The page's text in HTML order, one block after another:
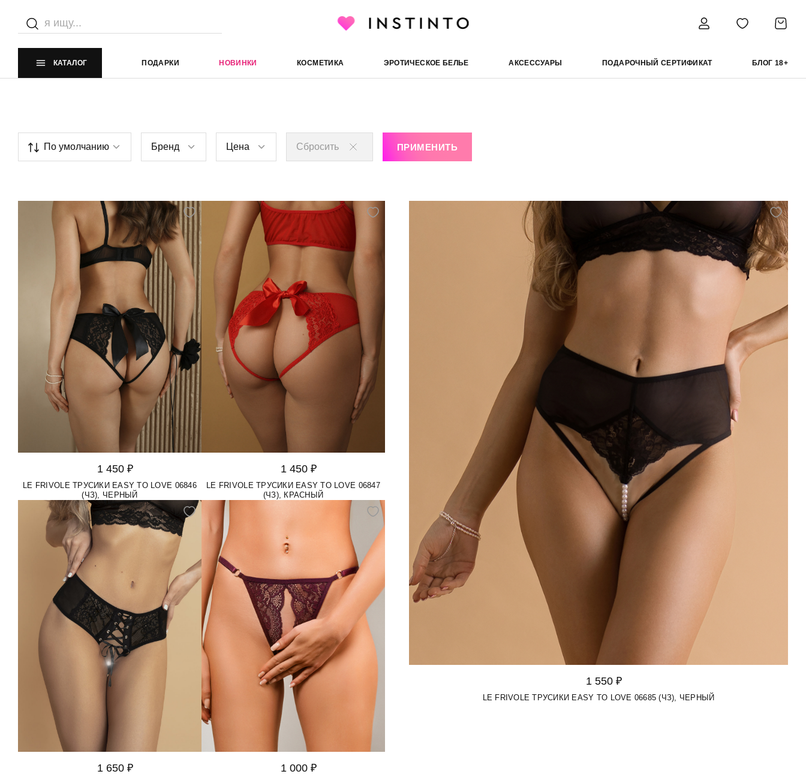
КАТАЛОГ ПОДАРКИ НОВИНКИ КОСМЕТИКА ЭРОТИЧЕСКОЕ БЕЛЬЕ АКСЕССУАРЫ ПОДАРОЧНЫЙ СЕРТИФИКАТ БЛОГ 18+
Главная страница С доступом
С доступом
По умолчанию Бренд Цена Сбросить ПРИМЕНИТЬ
1 450 ₽
LE FRIVOLE ТРУСИКИ EASY TO LOVE 06846
(ЧЗ), ЧЕРНЫЙ
1 450 ₽
LE FRIVOLE ТРУСИКИ EASY TO LOVE 06847
(ЧЗ), КРАСНЫЙ
1 650 ₽ 1 000 ₽
1 550 ₽
LE FRIVOLE ТРУСИКИ EASY TO LOVE 06685 (ЧЗ), ЧЕРНЫЙ